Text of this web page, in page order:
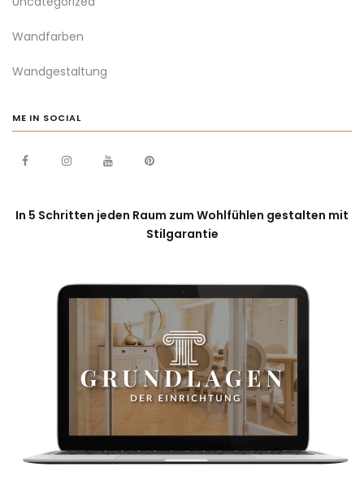
Wandfarben
Wandgestaltung
ME IN SOCIAL
In 5 Schritten jeden Raum zum Wohlfühlen gestalten mit
Stilgarantie